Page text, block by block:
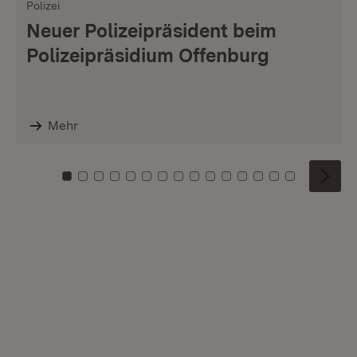
Polizei
Neuer Polizeipräsident beim
Polizeipräsidium Offenburg
Mehr
Zu Kachel: 0
Zu Kachel: 1
Zu Kachel: 2
Zu Kachel: 3
Zu Kachel: 4
Zu Kachel: 5
Zu Kachel: 6
Zu Kachel: 7
Zu Kachel: 8
Zu Kachel: 9
Zu Kachel: 10
Zu Kachel: 11
Zu Kachel: 12
Zu Kachel:
Zu